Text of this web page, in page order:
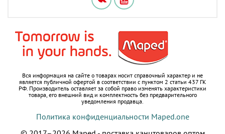
Вся информация на сайте о товарах носит справочный характер и не
является публичной офертой в соответствии с пунктом 2 статьи 437 ГК
РФ. Производитель оставляет за собой право изменять характеристики
товара, его внешний вид и комплектность без предварительного
уведомления продавца.
Политика конфиденциальности Maped.one